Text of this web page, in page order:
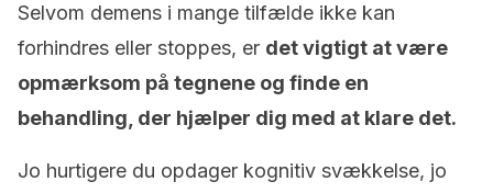
Selvom demens i mange tilfælde ikke kan
forhindres eller stoppes, er det vigtigt at være
opmærksom på tegnene og finde en
behandling, der hjælper dig med at klare det.
Jo hurtigere du opdager kognitiv svækkelse, jo